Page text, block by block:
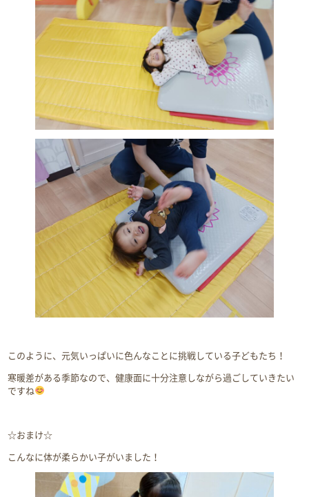
このように、元気いっぱいに色んなことに挑戦している子どもたち！
寒暖差がある季節なので、健康面に十分注意しながら過ごしていきたい
ですね
☆おまけ☆
こんなに体が柔らかい子がいました！